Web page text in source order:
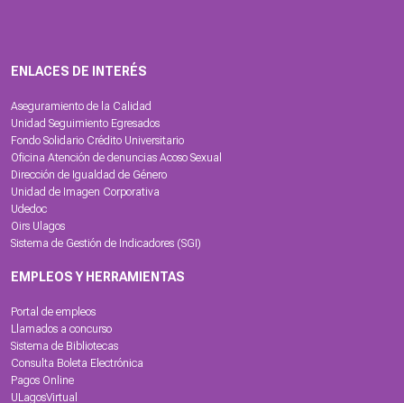
ENLACES DE INTERÉS
Aseguramiento de la Calidad
Unidad Seguimiento Egresados
Fondo Solidario Crédito Universitario
Oficina Atención de denuncias Acoso Sexual
Dirección de Igualdad de Género
Unidad de Imagen Corporativa
Udedoc
Oirs Ulagos
Sistema de Gestión de Indicadores (SGI)
EMPLEOS Y HERRAMIENTAS
Portal de empleos
Llamados a concurso
Sistema de Bibliotecas
Consulta Boleta Electrónica
Pagos Online
ULagosVirtual